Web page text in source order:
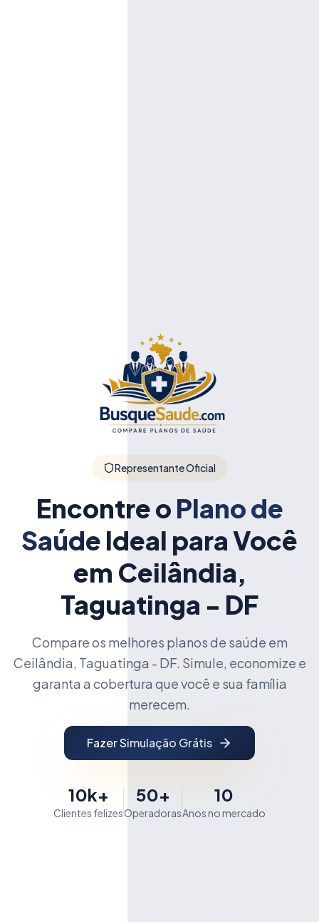
Representante Oficial
Encontre o Plano de
Saúde Ideal para Você
em Ceilândia,
Taguatinga - DF
Compare os melhores planos de saúde em
Ceilândia, Taguatinga - DF. Simule, economize e
garanta a cobertura que você e sua família
merecem.
Fazer Simulação Grátis
10k+
Clientes felizes
50+
Operadoras
10
Anos no mercado